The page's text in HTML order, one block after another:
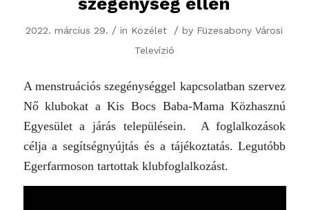
2022. március 29. / in Közélet / by Füzesabony Városi
Televízió
A menstruációs szegénységgel kapcsolatban szervez
Nő klubokat a Kis Bocs Baba-Mama Közhasznú
Egyesület a járás településein. A foglalkozások
célja a segítségnyújtás és a tájékoztatás. Legutóbb
Egerfarmoson tartottak klubfoglalkozást.